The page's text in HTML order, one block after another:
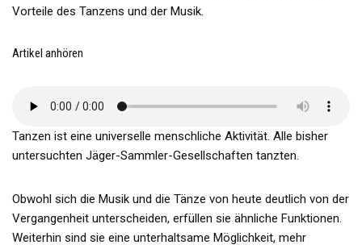
Vorteile des Tanzens und der Musik.
Artikel anhören
Tanzen ist eine universelle menschliche Aktivität. Alle bisher
untersuchten Jäger-Sammler-Gesellschaften tanzten.
Obwohl sich die Musik und die Tänze von heute deutlich von der
Vergangenheit unterscheiden, erfüllen sie ähnliche Funktionen.
Weiterhin sind sie eine unterhaltsame Möglichkeit, mehr